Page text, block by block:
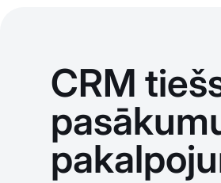
CRM